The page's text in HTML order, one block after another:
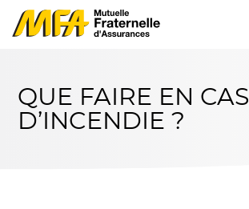
QUE FAIRE EN CAS
D’INCENDIE ?